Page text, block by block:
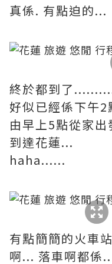
真係. 有點迫的...
終於都到了
好似已經係下午
由早上5點從家
到達花蓮...
haha......
有點簡簡的火車
啊... 落車啊都係